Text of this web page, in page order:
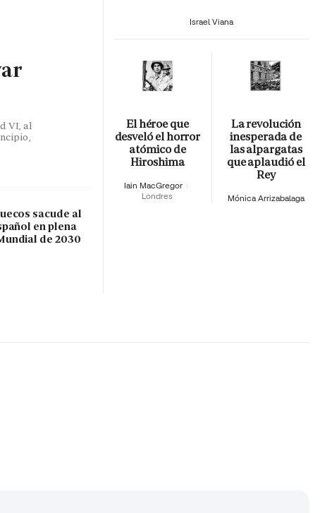
VI, al
sacude al
en plena
de 2030
Israel Viana
El héroe que
desveló el horror
atómico de
Hiroshima
Iain MacGregor
Londres
La revolución
inesperada de
las alpargatas
que aplaudió el
Rey
Mónica Arrizabalaga